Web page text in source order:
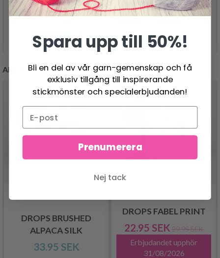
Se produkt Se produkt
ANDRA KUNDER KÖPTE
DROPS BRUSHED
ALPACA SILK
33.95 SEK
- 23%
DROPS FABEL PRINT
22.95 SEK 29.95 SEK
Erbjudandet upphör
31/08/2026
Spara upp till 50%!
Bli en del av vår garn-gemenskap och få
exklusiv tillgång till inspirerande
stickmönster och specialerbjudanden!
Prenumerera
Nej tack